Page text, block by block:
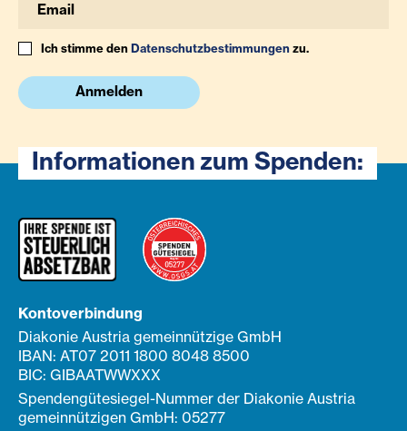
Ich stimme denDatenschutzbestimmungenzu.
Anmelden
Informationen zum Spenden:
Kontoverbindung
Diakonie Austria gemeinnützige GmbH
IBAN: AT07 2011 1800 8048 8500
BIC: GIBAATWWXXX
Spendengütesiegel-Nummer der Diakonie Austria
gemeinnützigen GmbH: 05277